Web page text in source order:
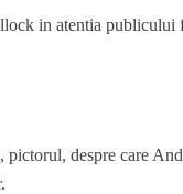
in atentia publicului
despre care